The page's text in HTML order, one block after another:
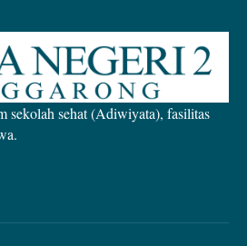
sekolah sehat (Adiwiyata), fasilitas